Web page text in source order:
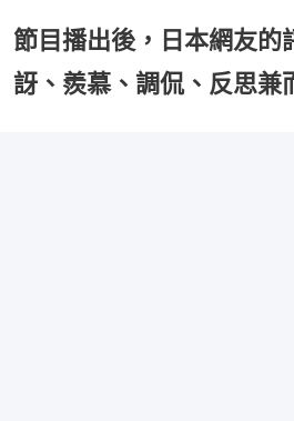
節目播出後，日本網友的
訝、羨慕、調侃、反思兼